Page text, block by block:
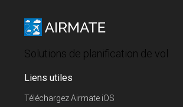
Solutions de planification de vol
Liens utiles
Téléchargez Airmate iOS